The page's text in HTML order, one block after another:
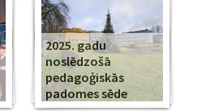
2025. gadu
noslēdzošā
pedagoģiskās
padomes sēde